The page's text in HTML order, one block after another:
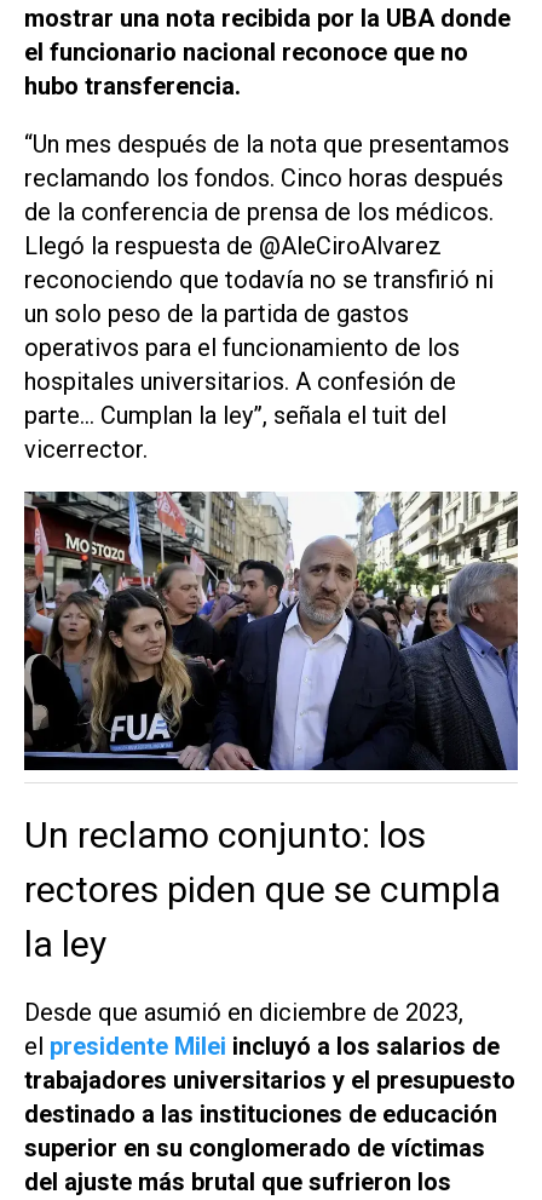
mostrar una nota recibida por la UBA donde
el funcionario nacional reconoce que no
hubo transferencia.
“Un mes después de la nota que presentamos
reclamando los fondos. Cinco horas después
de la conferencia de prensa de los médicos.
Llegó la respuesta de @AleCiroAlvarez
reconociendo que todavía no se transfirió ni
un solo peso de la partida de gastos
operativos para el funcionamiento de los
hospitales universitarios. A confesión de
parte... Cumplan la ley”, señala el tuit del
vicerrector.
Un reclamo conjunto: los
rectores piden que se cumpla
la ley
Desde que asumió en diciembre de 2023,
el presidente Milei incluyó a los salarios de
trabajadores universitarios y el presupuesto
destinado a las instituciones de educación
superior en su conglomerado de víctimas
del ajuste más brutal que sufrieron los